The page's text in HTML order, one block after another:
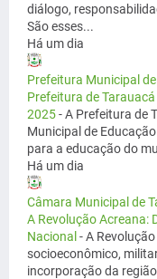
diálogo,
São esses...
Há um dia
Prefeitura Municipal
Prefeitura de
2025-A Prefeitura de
Municipal de
para a educação do
Há um dia
Câmara Municipal de
A Revolução Acreana:
Nacional -A
socioeconômico,
incorporação da